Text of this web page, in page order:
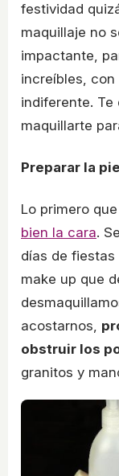
festividad
maquillaje no
impactante,
increíbles, con
indiferente.
maquillarte
Preparar la
Lo primero
bien la cara.
días de
make up que
acostarnos,
obstruir los
granitos y